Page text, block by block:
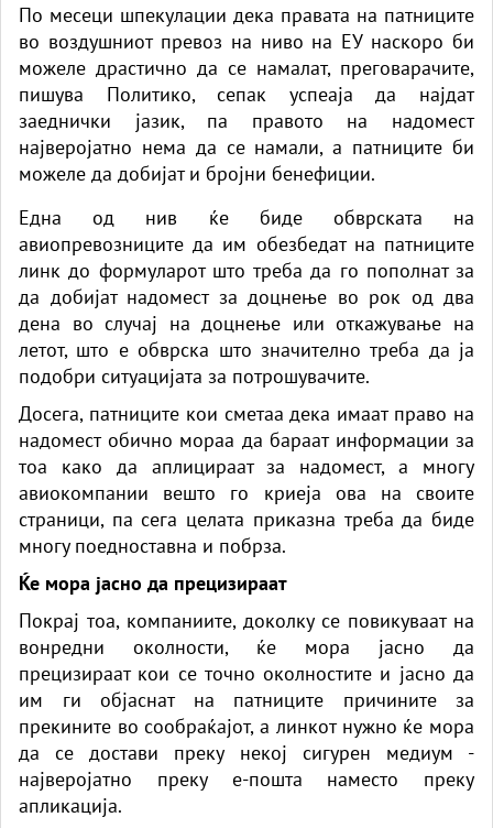
По месеци шпекулации дека правата на патниците
во воздушниот превоз на ниво на ЕУ наскоро би
можеле драстично да се намалат, преговарачите,
пишува Политико, сепак успеаја да најдат
заеднички јазик, па правото на надомест
најверојатно нема да се намали, а патниците би
можеле да добијат и бројни бенефиции.
Една од нив ќе биде обврската на
авиопревозниците да им обезбедат на патниците
линк до формуларот што треба да го пополнат за
да добијат надомест за доцнење во рок од два
дена во случај на доцнење или откажување на
летот, што е обврска што значително треба да ја
подобри ситуацијата за потрошувачите.
Досега, патниците кои сметаа дека имаат право на
надомест обично мораа да бараат информации за
тоа како да аплицираат за надомест, а многу
авиокомпании вешто го криеја ова на своите
страници, па сега целата приказна треба да биде
многу поедноставна и побрза.
Ќе мора јасно да прецизираат
Покрај тоа, компаниите, доколку се повикуваат на
вонредни околности, ќе мора јасно да
прецизираат кои се точно околностите и јасно да
им ги објаснат на патниците причините за
прекините во сообраќајот, а линкот нужно ќе мора
да се достави преку некој сигурен медиум -
најверојатно преку е-пошта наместо преку
апликација.